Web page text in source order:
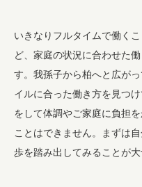
いきなりフルタイムで働く
ど、家庭の状況に合わせた
す。我孫子から柏へと広が
イルに合った働き方を見つ
をして体調やご家庭に負担
ことはできません。まずは
歩を踏み出してみることが大